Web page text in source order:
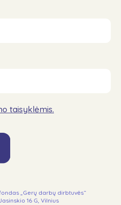
taisyklėmis.
„Gerų darbų dirbtuvės“
16 G, Vilnius